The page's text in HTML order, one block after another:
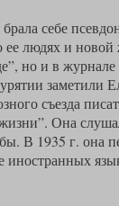
себе
ее людях и
но и в
заметили
съезда
Она
В 1935 г. она
иностранных